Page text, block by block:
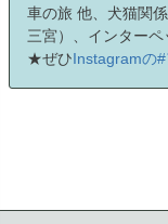
車の旅 他、犬猫関
三宮）、インターペ
★ぜひInstagramの